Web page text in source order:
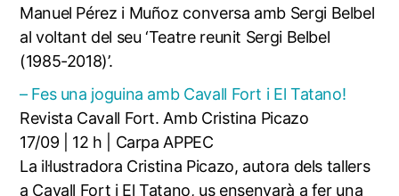
Manuel Pérez i Muñoz conversa amb Sergi Belbel
al voltant del seu ‘Teatre reunit Sergi Belbel
(1985-2018)’.
– Fes una joguina amb Cavall Fort i El Tatano!
Revista Cavall Fort. Amb Cristina Picazo
17/09 | 12 h | Carpa APPEC
La il·lustradora Cristina Picazo, autora dels tallers
a Cavall Fort i El Tatano, us ensenyarà a fer una